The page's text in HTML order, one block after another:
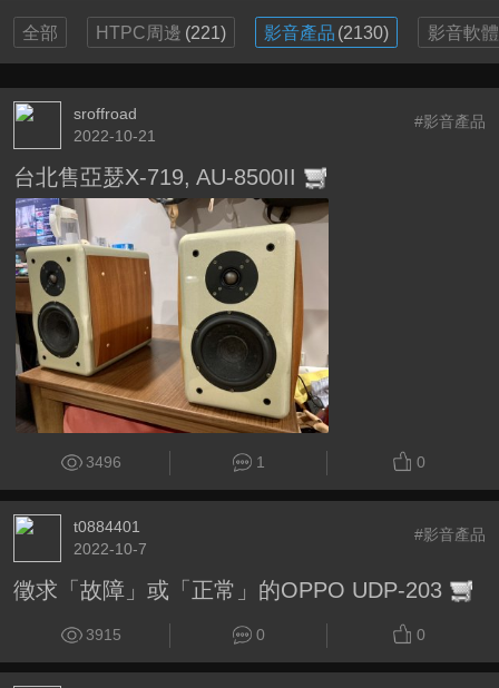
全部 HTPC周邊 (221) 影音產品 (2130) 影音軟體
sroffroad
2022-10-21
#影音產品
台北售亞瑟X-719, AU-8500II
3496 1 0
t0884401
2022-10-7
#影音產品
徵求「故障」或「正常」的OPPO UDP-203
3915 0 0